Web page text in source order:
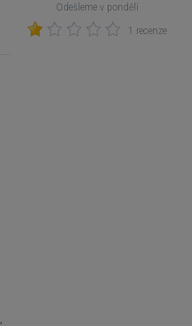
Odešleme v pondělí
1 recenze